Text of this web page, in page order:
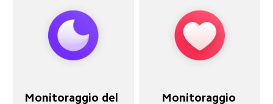
Monitoraggio del
Monitoraggio